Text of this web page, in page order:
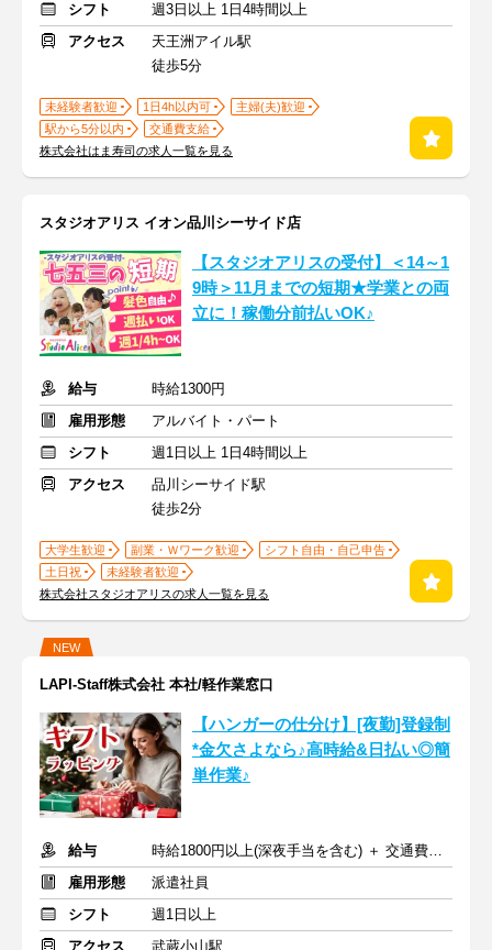
シフト
週3日以上 1日4時間以上
アクセス
天王洲アイル駅
徒歩5分
未経験者歓迎 1日4h以内可
主婦(夫)歓迎
駅から5分以内
交通費支給
株式会社はま寿司の求人一覧を見る
スタジオアリス イオン品川シーサイド店
【スタジオアリスの受付】＜14～1
9時＞11月までの短期★学業との両
立に！稼働分前払いOK♪
給与
時給1300円
雇用形態
アルバイト・パート
シフト
週1日以上 1日4時間以上
アクセス
品川シーサイド駅
徒歩2分
大学生歓迎 副業・Ｗワーク歓迎
シフト自由・自己申告
土日祝
未経験者歓迎
株式会社スタジオアリスの求人一覧を見る
NEW
LAPI-Staff株式会社 本社/軽作業窓口
【ハンガーの仕分け】[夜勤]登録制
*金欠さよなら♪高時給&日払い◎簡
単作業♪
給与
時給1800円以上(深夜手当を含む) ＋ 交通費全額支給
雇用形態
派遣社員
シフト
週1日以上
アクセス
武蔵小山駅